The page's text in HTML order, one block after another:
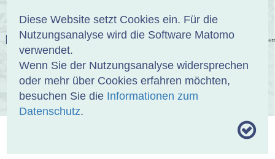
Diese Website setzt Cookies ein. Für die
Nutzungsanalyse wird die Software Matomo
verwendet.
Wenn Sie der Nutzungsanalyse widersprechen
oder mehr über Cookies erfahren möchten,
besuchen Sie die Informationen zum
Datenschutz.
EINBANDDATENBANK
ÜBER UNS SAMMLUNGEN SUCHE